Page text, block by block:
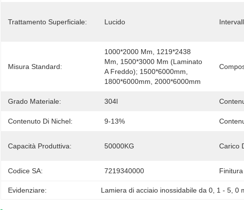
Trattamento Superficiale: Lucido
Misura Standard:
1000*2000 Mm, 1219*2438
Mm, 1500*3000 Mm (laminato
A Freddo); 1500*6000mm,
1800*6000mm, 2000*6000mm
Grado Materiale: 304l
Contenuto Di Nichel: 9-13%
Capacità Produttiva: 50000KG Carico
Codice SA: 7219340000
Evidenziare: Lamiera di acciaio inossidabile da 0 1 - 5 , 0